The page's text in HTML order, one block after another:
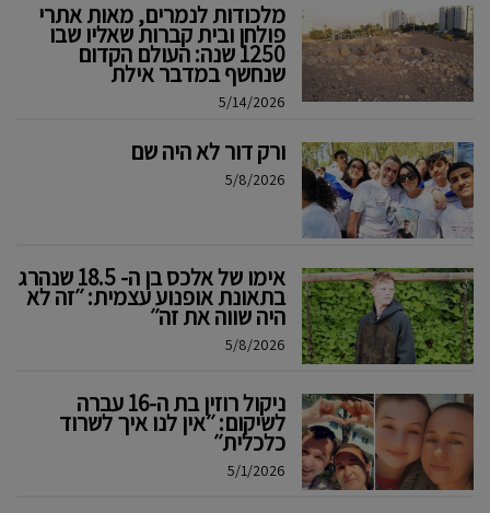
מלכודות לנמרים, מאות אתרי
פולחן ובית קברות שאליו שבו
1250 שנה: העולם הקדום
שנחשף במדבר אילת
5/14/2026
ורק דור לא היה שם
5/8/2026
אימו של אלכס בן ה- 18.5 שנהרג
בתאונת אופנוע עצמית: ׳׳זה לא
היה שווה את זה׳׳
5/8/2026
ניקול רוזין בת ה-16 עברה
לשיקום: ׳׳אין לנו איך לשרוד
כלכלית׳׳
5/1/2026